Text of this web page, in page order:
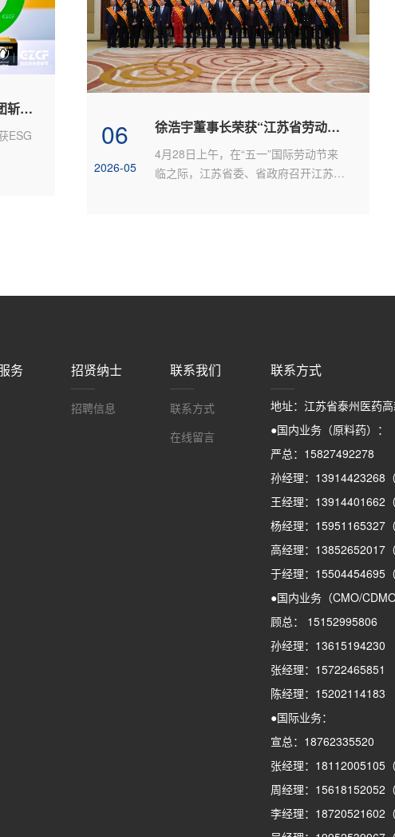
绿色可持续发展获肯定，集团斩获ESG领域两项大奖
ESG
06
2026-05
徐浩宇董事长荣获“江苏省劳动模范”称号
4月28日上午，在“五一”国际劳动节来
临之际，江苏省委、省政府召开江苏省
务 招贤纳士
招聘信息
联系我们
联系方式
在线留言
联系方式
地址：江苏省泰州医药
●国内业务（原料药）：
严总：15827492278
孙经理：13914423268
王经理：13914401662
杨经理：15951165327
高经理：13852652017
于经理：15504454695
●国内业务（CMO/
顾总： 15152995806
孙经理：13615194230
张经理：15722465851
陈经理：15202114183
●国际业务：
宣总：18762335520
张经理：18112005105
周经理：15618152052
李经理：18720521602